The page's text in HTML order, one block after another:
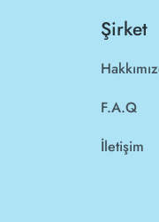
Şirket
F.A.Q
İletişim